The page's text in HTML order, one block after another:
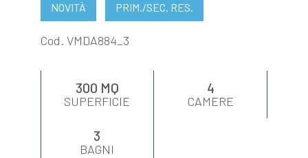
NOVITÀ PRIM./SEC. RES.
Cod. VMDA884_3
300 MQ
SUPERFICIE
4
CAMERE
3
BAGNI
CONTATTI